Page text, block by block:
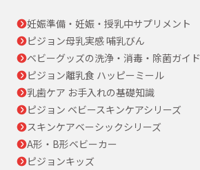
妊娠準備・妊娠・授乳中サプリメント
ピジョン母乳実感 哺乳びん
ベビーグッズの洗浄・消毒・除菌ガイド
ピジョン離乳食 ハッピーミール
乳歯ケア お手入れの基礎知識
ピジョン ベビースキンケアシリーズ
スキンケアベーシックシリーズ
A形・B形ベビーカー
ピジョンキッズ